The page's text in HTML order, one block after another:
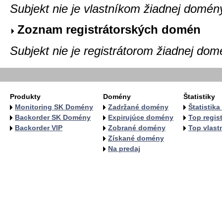
Subjekt nie je vlastníkom žiadnej
Zoznam registrátorských domén
Subjekt nie je registrátorom žiadnej
Produkty
Monitoring SK Domény
Backorder SK Domény
Backorder VIP
Domény
Zadržané domény
Expirujúce domény
Zobrané domény
Získané domény
Na predaj
Štatistiky
Štatistika
Top
Top